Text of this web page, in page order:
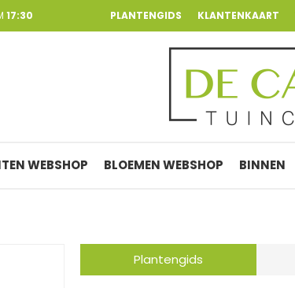
17:30 PLANTENGIDS KLANTENKAART
WEBSHOP BLOEMEN WEBSHOP BINNEN
Plantengids